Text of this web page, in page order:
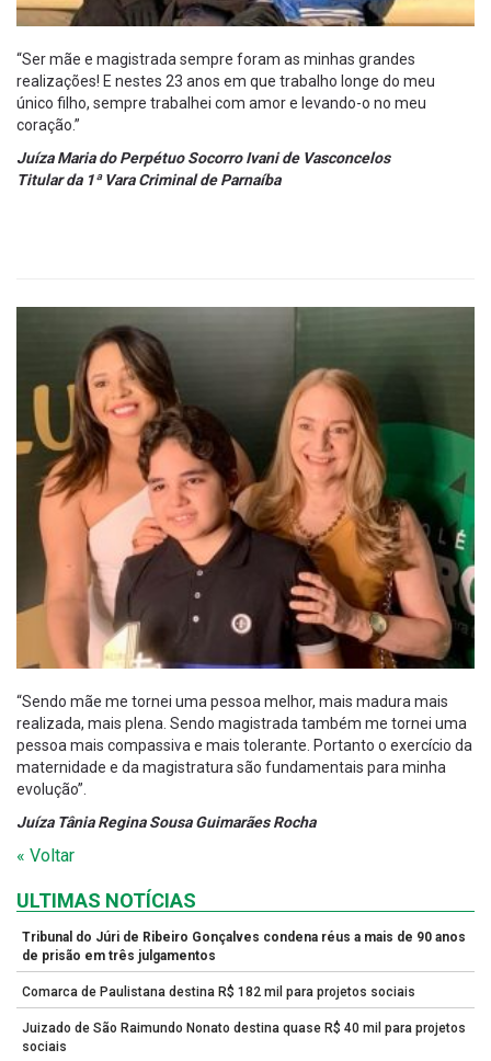
“Ser mãe e magistrada sempre foram as minhas grandes
realizações! E nestes 23 anos em que trabalho longe do meu
único filho, sempre trabalhei com amor e levando-o no meu
coração.”
Juíza Maria do Perpétuo Socorro Ivani de Vasconcelos
Titular da 1ª Vara Criminal de Parnaíba
“Sendo mãe me tornei uma pessoa melhor, mais madura mais
realizada, mais plena. Sendo magistrada também me tornei uma
pessoa mais compassiva e mais tolerante. Portanto o exercício da
maternidade e da magistratura são fundamentais para minha
evolução”.
Juíza Tânia Regina Sousa Guimarães Rocha
« Voltar
ULTIMAS NOTÍCIAS
Tribunal do Júri de Ribeiro Gonçalves condena réus a mais de 90 anos
de prisão em três julgamentos
Comarca de Paulistana destina R$ 182 mil para projetos sociais
Juizado de São Raimundo Nonato destina quase R$ 40 mil para projetos
sociais